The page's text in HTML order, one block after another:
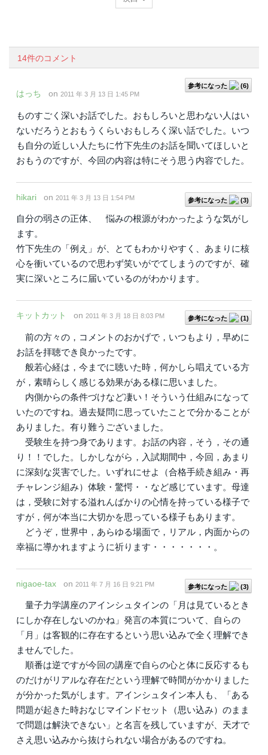
14件のコメント
参考になった (6)
はっち on 2011 年 3 月 13 日 1:45 PM
ものすごく深いお話でした。おもしろいと思わない人はい
ないだろうとおもうくらいおもしろく深い話でした。いつ
も自分の近しい人たちに竹下先生のお話を聞いてほしいと
おもうのですが、今回の内容は特にそう思う内容でした。
参考になった (3)
hikari on 2011 年 3 月 13 日 1:54 PM
自分の弱さの正体、 悩みの根源がわかったような気がし
ます。
竹下先生の「例え」が、とてもわかりやすく、あまりに核
心を衝いているので思わず笑いがでてしまうのですが、確
実に深いところに届いているのがわかります。
参考になった (1)
キットカット on 2011 年 3 月 18 日 8:03 PM
前の方々の，コメントのおかげで，いつもより，早めに
お話を拝聴でき良かったです。
般若心経は，今までに聴いた時，何かしら唱えている方
が，素晴らしく感じる効果がある様に思いました。
内側からの条件づけなど凄い！そういう仕組みになって
いたのですね。過去疑問に思っていたことで分かることが
ありました。有り難うございました。
受験生を持つ身であります。お話の内容，そう，その通
り！！でした。しかしながら，入試期間中，今回，あまり
に深刻な災害でした。いずれにせよ（合格手続き組み・再
チャレンジ組み）体験・驚愕・・など感じています。母達
は，受験に対する溢れんばかりの心情を持っている様子で
すが，何が本当に大切かを思っている様子もあります。
どうぞ，世界中，あらゆる場面で，リアル，内面からの
幸福に導かれますように祈ります・・・・・・・。
参考になった (3)
nigaoe-tax on 2011 年 7 月 16 日 9:21 PM
量子力学講座のアインシュタインの「月は見ているとき
にしか存在しないのかね」発言の本質について、自らの
「月」は客観的に存在するという思い込みで全く理解でき
ませんでした。
順番は逆ですが今回の講座で自らの心と体に反応するも
のだけがリアルな存在だという理解で時間がかかりました
が分かった気がします。アインシュタイン本人も、「ある
問題が起きた時おなじマインドセット（思い込み）のまま
で問題は解決できない」と名言を残していますが、天才で
さえ思い込みから抜けられない場合があるのですね。